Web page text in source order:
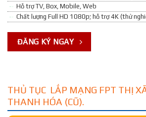
Hỗ trợ TV, Box, Mobile, Web
Chất lượng Full HD 1080p; hỗ trợ 4K (thử
ĐĂNG KÝ NGAY
THỦ TỤC LẮP MẠNG FPT THỊ
THANH HÓA (CŨ).